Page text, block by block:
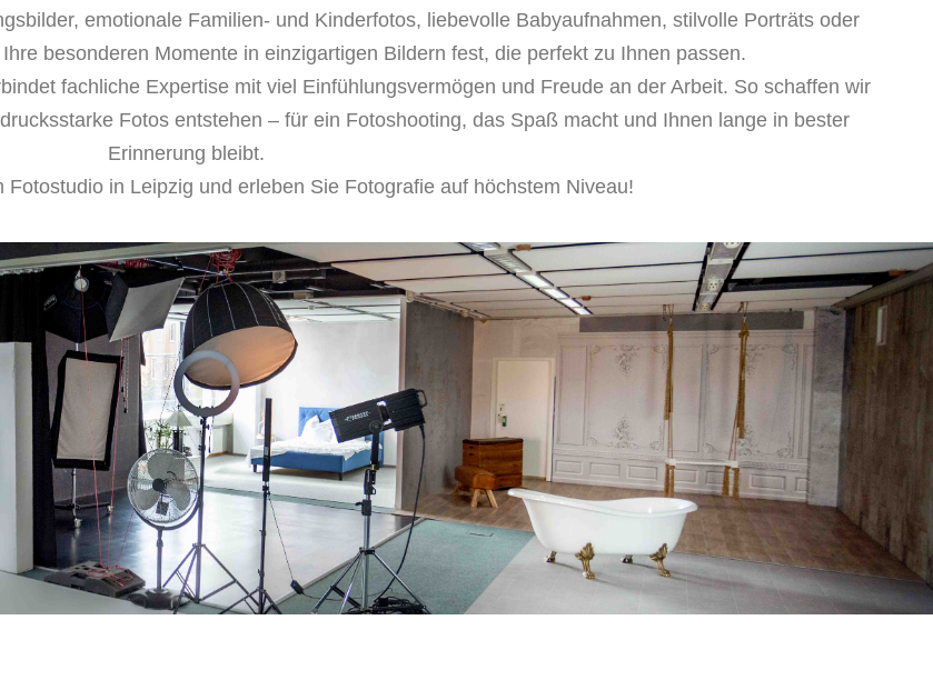
emotionale Familien- und Kinderfotos, liebevolle Babyaufnahmen, stilvolle Porträts oder
besonderen Momente in einzigartigen Bildern fest, die perfekt zu Ihnen passen.
fachliche Expertise mit viel Einfühlungsvermögen und Freude an der Arbeit. So schaffen wir
Fotos entstehen – für ein Fotoshooting, das Spaß macht und Ihnen lange in bester
Erinnerung bleibt.
Fotostudio in Leipzig und erleben Sie Fotografie auf höchstem Niveau!